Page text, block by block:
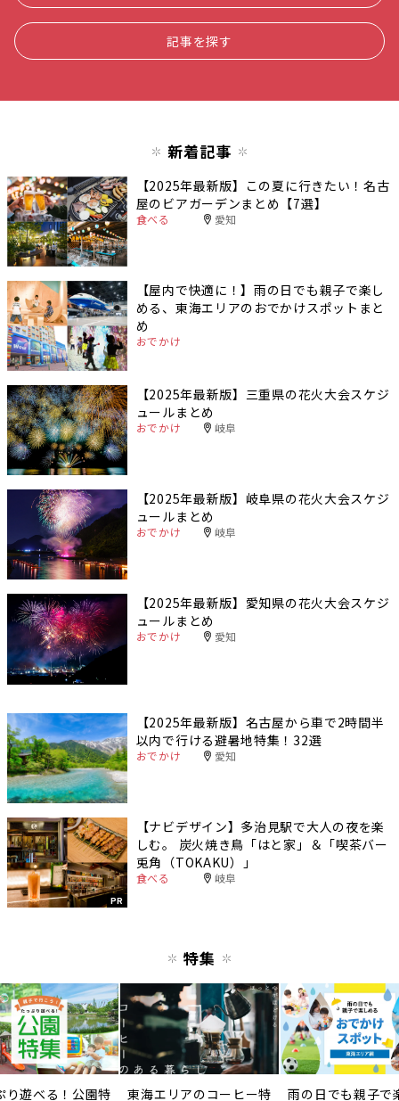
記事を探す
新着記事
【2025年最新版】この夏に行きたい！名古
屋のビアガーデンまとめ【7選】
食べる 愛知
【屋内で快適に！】雨の日でも親子で楽し
める、東海エリアのおでかけスポットまと
め
おでかけ
【2025年最新版】三重県の花火大会スケジ
ュールまとめ
おでかけ 岐阜
【2025年最新版】岐阜県の花火大会スケジ
ュールまとめ
おでかけ 岐阜
【2025年最新版】愛知県の花火大会スケジ
ュールまとめ
おでかけ 愛知
【2025年最新版】名古屋から車で2時間半
以内で行ける避暑地特集！32選
おでかけ 愛知
PR
【ナビデザイン】多治見駅で大人の夜を楽
しむ。 炭火焼き鳥「はと家」＆「喫茶バー
兎角（TOKAKU）」
食べる 岐阜
特集
り遊べる！公園特 東海エリアのコーヒー特 雨の日でも親子で